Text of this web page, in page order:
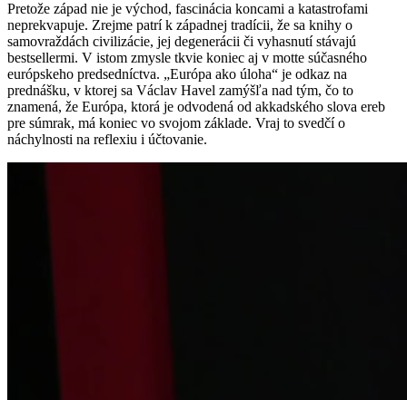
Pretože západ nie je východ, fascinácia koncami a katastrofami
neprekvapuje. Zrejme patrí k západnej tradícii, že sa knihy o
samovraždách civilizácie, jej degenerácii či vyhasnutí stávajú
bestsellermi. V istom zmysle tkvie koniec aj v motte súčasného
európskeho predsedníctva. „Európa ako úloha“ je odkaz na
prednášku, v ktorej sa Václav Havel zamýšľa nad tým, čo to
znamená, že Európa, ktorá je odvodená od akkadského slova ereb
pre súmrak, má koniec vo svojom základe. Vraj to svedčí o
náchylnosti na reflexiu i účtovanie.